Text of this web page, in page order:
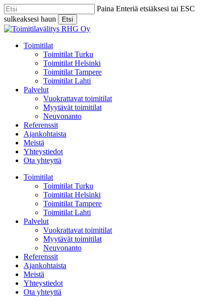
Skip
to
main
content
Paina Enteriä etsiäksesi tai ESC
sulkeaksesi haun
Etsi
Close
Menu
Toimitilat
Toimitilat Turku
Toimitilat Helsinki
Toimitilat Tampere
Toimitilat Lahti
Palvelut
Vuokrattavat toimitilat
Myytävät toimitilat
Neuvonanto
Referenssit
Ajankohtaista
Meistä
Yhteystiedot
Ota yhteyttä
Toimitilat
Toimitilat Turku
Toimitilat Helsinki
Toimitilat Tampere
Toimitilat Lahti
Palvelut
Vuokrattavat toimitilat
Myytävät toimitilat
Neuvonanto
Referenssit
Ajankohtaista
Meistä
Yhteystiedot
Ota yhteyttä